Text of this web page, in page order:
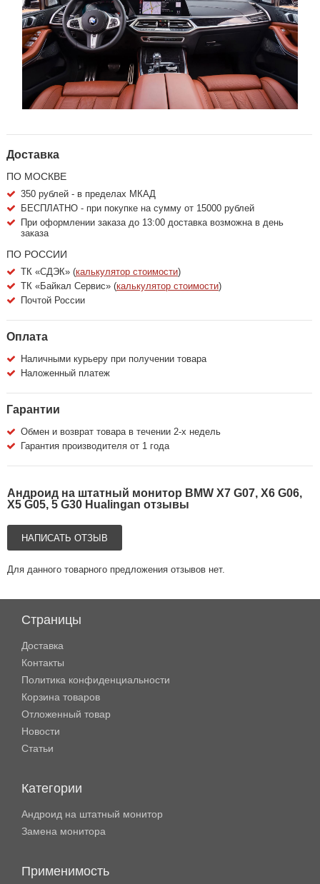
Доставка
ПО МОСКВЕ
350 рублей - в пределах МКАД
БЕСПЛАТНО - при покупке на сумму от 15000 рублей
При оформлении заказа до 13:00 доставка возможна в день
заказа
ПО РОССИИ
ТК «СДЭК» (калькулятор стоимости)
ТК «Байкал Сервис» (калькулятор стоимости)
Почтой России
Оплата
Наличными курьеру при получении товара
Наложенный платеж
Гарантии
Обмен и возврат товара в течении 2-х недель
Гарантия производителя от 1 года
Андроид на штатный монитор BMW X7 G07, X6 G06,
X5 G05, 5 G30 Hualingan отзывы
НАПИСАТЬ ОТЗЫВ
Для данного товарного предложения отзывов нет.
Страницы
Доставка
Контакты
Политика конфиденциальности
Корзина товаров
Отложенный товар
Новости
Статьи
Категории
Андроид на штатный монитор
Замена монитора
Применимость